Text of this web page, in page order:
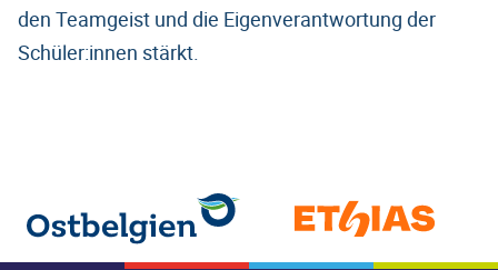
den Teamgeist und die Eigenverantwortung der
Schüler:innen stärkt.